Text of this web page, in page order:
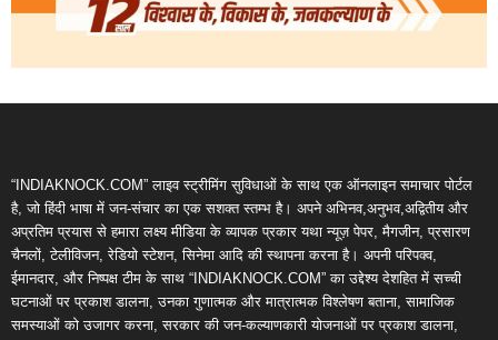
“INDIAKNOCK.COM” लाइव स्ट्रीमिंग सुविधाओं के साथ एक ऑनलाइन समाचार पोर्टल
है, जो हिंदी भाषा में जन-संचार का एक सशक्त स्तम्भ है। अपने अभिनव,अनुभव,अद्वितीय और
अप्रतिम प्रयास से हमारा लक्ष्य मीडिया के व्यापक प्रकार यथा न्यूज़ पेपर, मैगजीन, प्रसारण
चैनलों, टेलीविजन, रेडियो स्टेशन, सिनेमा आदि की स्थापना करना है। अपनी परिपक्व,
ईमानदार, और निष्पक्ष टीम के साथ “INDIAKNOCK.COM” का उद्देश्य देशहित में सच्ची
घटनाओं पर प्रकाश डालना, उनका गुणात्मक और मात्रात्मक विश्लेषण बताना, सामाजिक
समस्याओं को उजागर करना, सरकार की जन-कल्याणकारी योजनाओं पर प्रकाश डालना,